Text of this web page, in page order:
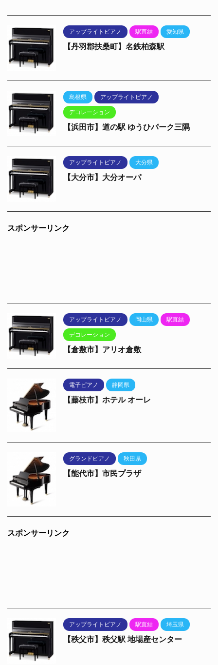
アップライトピアノ 駅直結 愛知県
【丹羽郡扶桑町】名鉄柏森駅
島根県 アップライトピアノ
デコレーション
【浜田市】道の駅 ゆうひパーク三隅
アップライトピアノ 大分県
【大分市】大分オーパ
スポンサーリンク
アップライトピアノ 岡山県 駅直結
デコレーション
【倉敷市】アリオ倉敷
電子ピアノ 静岡県
【藤枝市】ホテル オーレ
グランドピアノ 秋田県
【能代市】市民プラザ
スポンサーリンク
アップライトピアノ 駅直結 埼玉県
【秩父市】秩父駅 地場産センター